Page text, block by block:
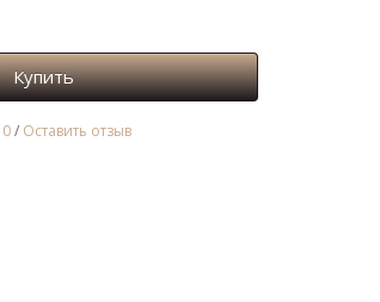
Купить
/ Оставить отзыв